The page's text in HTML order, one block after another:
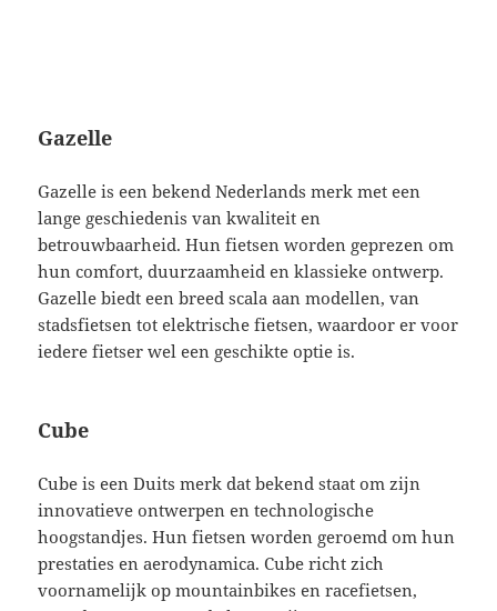
Gazelle
Gazelle is een bekend Nederlands merk met een
lange geschiedenis van kwaliteit en
betrouwbaarheid. Hun fietsen worden geprezen om
hun comfort, duurzaamheid en klassieke ontwerp.
Gazelle biedt een breed scala aan modellen, van
stadsfietsen tot elektrische fietsen, waardoor er voor
iedere fietser wel een geschikte optie is.
Cube
Cube is een Duits merk dat bekend staat om zijn
innovatieve ontwerpen en technologische
hoogstandjes. Hun fietsen worden geroemd om hun
prestaties en aerodynamica. Cube richt zich
voornamelijk op mountainbikes en racefietsen,